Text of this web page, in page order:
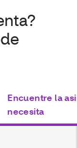
Encuentre la
necesita